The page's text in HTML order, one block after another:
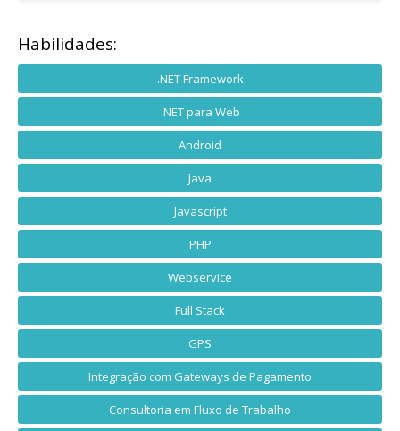
Habilidades:
.NET Framework
.NET para Web
Android
Java
Javascript
PHP
Webservice
Full Stack
GPS
Integração com Gateways de Pagamento
Consultoria em Fluxo de Trabalho